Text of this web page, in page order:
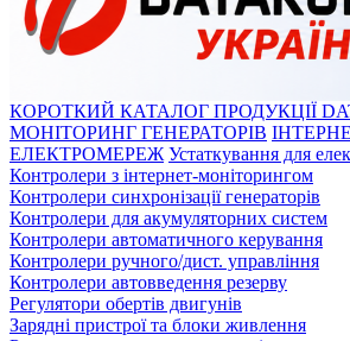
КОРОТКИЙ КАТАЛОГ ПРОДУКЦІЇ
МОНІТОРИНГ ГЕНЕРАТОРІВ
ЕЛЕКТРОМЕРЕЖ Устаткування для
Контролери з інтернет-моніторингом
Контролери синхронізації генераторів
Контролери для акумуляторних систем
Контролери автоматичного керування
Контролери ручного/дист. управління
Контролери автовведення резерву
Регулятори обертів двигунів
Зарядні пристрої та блоки живлення